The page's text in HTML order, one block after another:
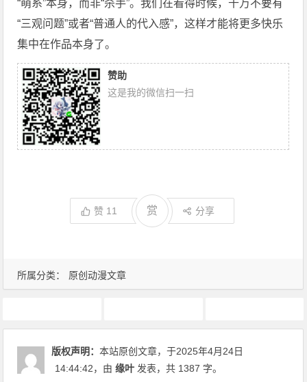
所属分类： 原创动漫文章
“萌系”本身，而非“杀手”。我们在看得时候，千万不要有
“三观问题”或者“普通人的代入感”，这样才能将更多快乐
集中在作品本身了。
赞助
这是我的微信扫一扫
赞 11 赏 分享
版权声明：本站原创文章，于2025年4月24日
14:44:42，由缘叶 发表，共 1387 字。